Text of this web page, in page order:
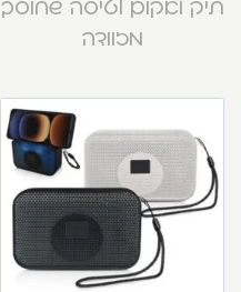
תיק ואקום לטיסה שחוסך
מזוודה